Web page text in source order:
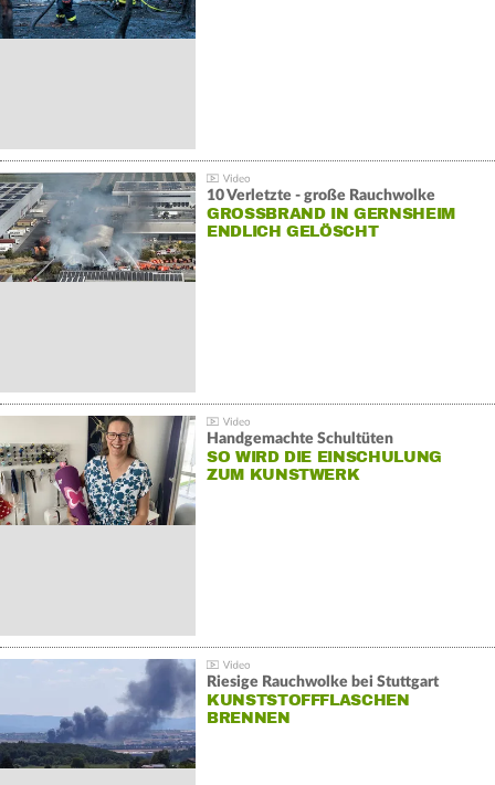
10 Verletzte - große Rauchwolke
GROSSBRAND IN GERNSHEIM E
NDLICH GELÖSCHT
Handgemachte Schultüten
SO WIRD DIE EINSCHULUNG
ZUM KUNSTWERK
Riesige Rauchwolke bei Stuttgart
KUNSTSTOFFFLASCHEN
BRENNEN